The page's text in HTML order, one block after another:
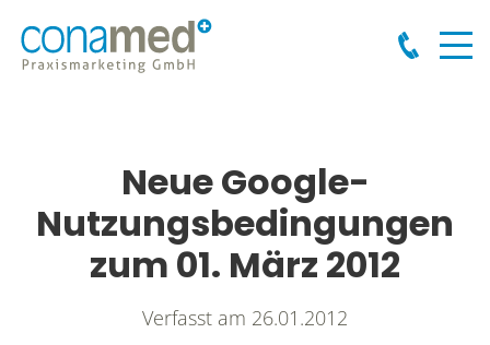
Neue Google-
Nutzungsbedingungen
zum 01. März 2012
Verfasst am 26.01.2012